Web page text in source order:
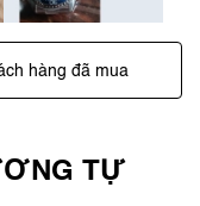
hàng đã mua
TỰ